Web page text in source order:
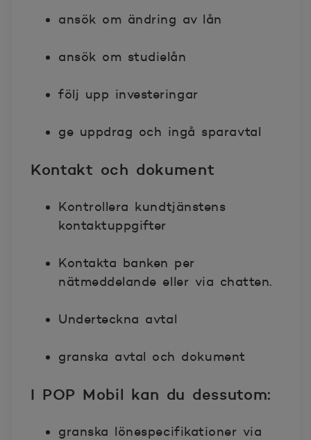
ansök om ändring av lån
ansök om studielån
följ upp investeringar
ge uppdrag och ingå sparavtal
Kontakt och dokument
Kontrollera kundtjänstens
kontaktuppgifter
Kontakta banken per
nätmeddelande eller via chatten.
Underteckna avtal
granska avtal och dokument
I POP Mobil kan du dessutom:
granska lönespecifikationer via